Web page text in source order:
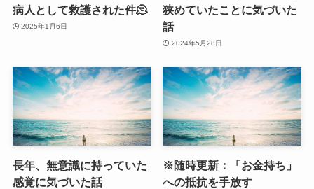
病人として救護された件🫠
2025年1月6日
狭めていたことに気づいた
話
2024年5月28日
長年、無意識に持っていた
感覚に気づいた話
※随時更新：「お金持ち」
への抵抗を手放す